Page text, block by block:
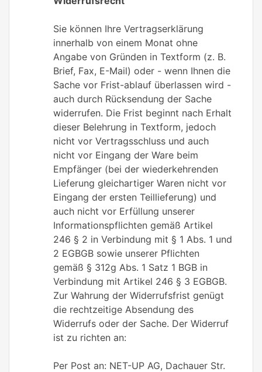
Sie können Ihre Vertragserklärung
innerhalb von einem Monat ohne
Angabe von Gründen in Textform (z. B.
Brief, Fax, E-Mail) oder - wenn Ihnen die
Sache vor Frist-ablauf überlassen wird -
auch durch Rücksendung der Sache
widerrufen. Die Frist beginnt nach Erhalt
dieser Belehrung in Textform, jedoch
nicht vor Vertragsschluss und auch
nicht vor Eingang der Ware beim
Empfänger (bei der wiederkehrenden
Lieferung gleichartiger Waren nicht vor
Eingang der ersten Teillieferung) und
auch nicht vor Erfüllung unserer
Informationspflichten gemäß Artikel
246 § 2 in Verbindung mit § 1 Abs. 1 und
2 EGBGB sowie unserer Pflichten
gemäß § 312g Abs. 1 Satz 1 BGB in
Verbindung mit Artikel 246 § 3 EGBGB.
Zur Wahrung der Widerrufsfrist genügt
die rechtzeitige Absendung des
Widerrufs oder der Sache. Der Widerruf
ist zu richten an:
Per Post an: NET-UP AG, Dachauer Str.